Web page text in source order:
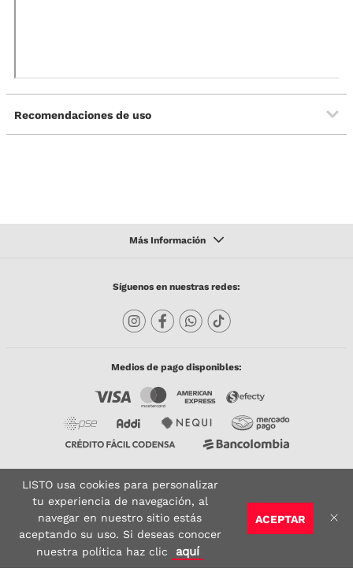
AGREGAR AL CARRITO
Recomendaciones de uso
Síguenos en nuestras redes:
Medios de pago disponibles:
Copyright © 2023 TODACO S.A.S. Listo Mundo Cerámico. All Rights Reserved. Powered
by
Sitio seguro: Vigilado por: Certificado:
ACEPTAR
LISTO usa cookies para personalizar
tu experiencia de navegación, al
navegar en nuestro sitio estás
aceptando su uso. Si deseas conocer
nuestra política haz clic
aquí